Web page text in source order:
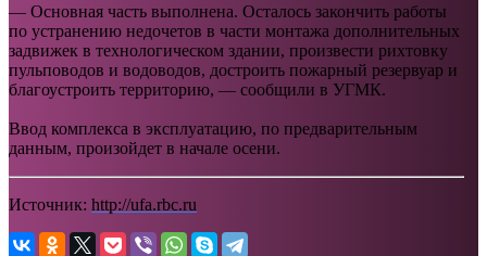
— Основная часть выполнена. Осталось закончить работы
по устранению недочетов в части монтажа дополнительных
задвижек в технологическом здании, произвести рихтовку
пульповодов и водоводов, достроить пожарный резервуар и
благоустроить территорию, — сообщили в УГМК.
Ввод комплекса в эксплуатацию, по предварительным
данным, произойдет в начале осени.
Источник: http://ufa.rbc.ru